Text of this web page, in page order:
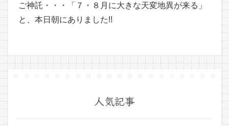
ご神託・・・「７・８月に大きな天変地異が来る」
と、本日朝にありました!!
人気記事